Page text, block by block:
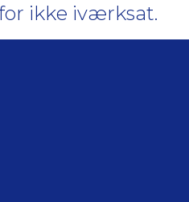
ikke iværksat.